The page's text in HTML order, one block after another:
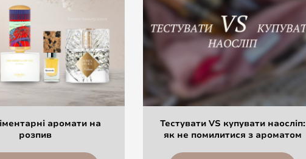
аромати на
розпив
Тестувати VS купувати наосліп:
як не помилитися з ароматом